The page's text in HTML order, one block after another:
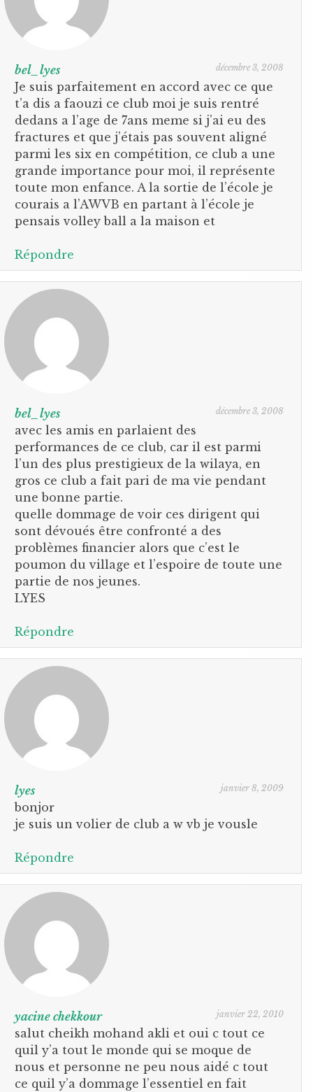
bel_lyes décembre 3, 2008
Je suis parfaitement en accord avec ce que
t’a dis a faouzi ce club moi je suis rentré
dedans a l’age de 7ans meme si j’ai eu des
fractures et que j’étais pas souvent aligné
parmi les six en compétition, ce club a une
grande importance pour moi, il représente
toute mon enfance. A la sortie de l’école je
courais a l’AWVB en partant à l’école je
pensais volley ball a la maison et
Répondre
bel_lyes décembre 3, 2008
avec les amis en parlaient des
performances de ce club, car il est parmi
l’un des plus prestigieux de la wilaya, en
gros ce club a fait pari de ma vie pendant
une bonne partie.
quelle dommage de voir ces dirigent qui
sont dévoués être confronté a des
problèmes financier alors que c’est le
poumon du village et l’espoire de toute une
partie de nos jeunes.
LYES
Répondre
lyes janvier 8, 2009
bonjor
je suis un volier de club a w vb je vousle
Répondre
yacine chekkour janvier 22, 2010
salut cheikh mohand akli et oui c tout ce
quil y’a tout le monde qui se moque de
nous et personne ne peu nous aidé c tout
ce quil y’a dommage l’essentiel en fait